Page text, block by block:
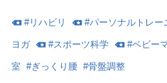
#リハビリ #パーソナルトレー
ヨガ #スポーツ科学 #ベビー
室 #ぎっくり腰 #骨盤調整